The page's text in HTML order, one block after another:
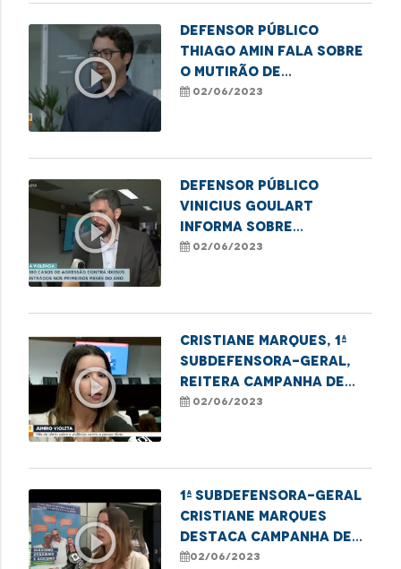
play_circle_outline
Defensor público
Thiago Amin fala sobre
o mutirão de
retificação de nome
02/06/2023
play_circle_outline
Defensor público
Vinicius Goulart
informa sobre
campanha de violência
02/06/2023
play_circle_outline
Cristiane Marques, 1ª
Subdefensora-Geral,
reitera campanha de
combate à violência
02/06/2023
play_circle_outline
1ª Subdefensora-Geral
Cristiane Marques
destaca campanha de
combate à violência
02/06/2023